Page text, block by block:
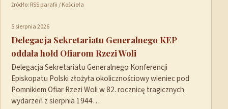
źródło: RSS parafii / Kościoła
5 sierpnia 2026
Delegacja Sekretariatu Generalnego KEP
oddała hołd Ofiarom Rzezi Woli
Delegacja Sekretariatu Generalnego Konferencji
Episkopatu Polski złożyła okolicznościowy wieniec pod
Pomnikiem Ofiar Rzezi Woli w 82. rocznicę tragicznych
wydarzeń z sierpnia 1944…